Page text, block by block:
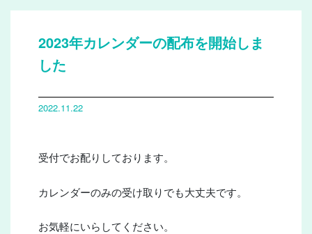
2023年カレンダーの配布を開始しま
した
2022.11.22
受付でお配りしております。
カレンダーのみの受け取りでも大丈夫です。
お気軽にいらしてください。